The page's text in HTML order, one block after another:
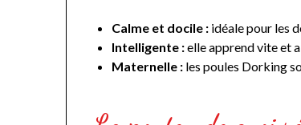
Calme et docile : idéale pour les
Intelligente :elle apprend vite et
Maternelle : les poules Dorking